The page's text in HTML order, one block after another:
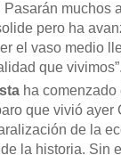
Pasarán muchos
pero ha
el vaso medio
que
ha comenzado
que vivió ayer
de la
la historia. Sin